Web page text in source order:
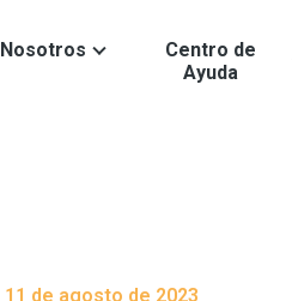
Nosotros
Centro de
Ayuda
11 de agosto de 2023